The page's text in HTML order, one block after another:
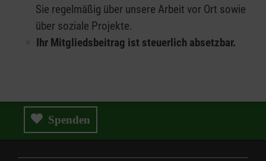
Sie regelmäßig über unsere Arbeit vor Ort sowie
über soziale Projekte.
Ihr Mitgliedsbeitrag ist steuerlich absetzbar.
Spenden